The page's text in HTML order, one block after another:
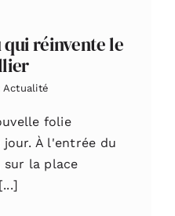
qui réinvente le
Actualité
folie
À l'entrée du
sur la place